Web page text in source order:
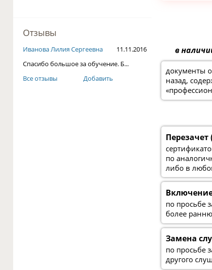
Отзывы
Иванова Лилия Сергеевна
11.11.2016
Спасибо большое за обучение. Б...
Все отзывы
Добавить
в
документы
назад,
Перезачет
по
либо в
по просьбе
более
Замена
по просьбе
другого